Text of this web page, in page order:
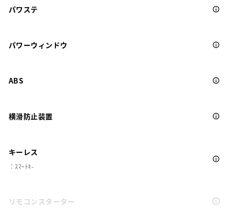
パワステ
パワーウィンドウ
ABS
横滑防止装置
キーレス
：ｽﾏｰﾄｷ-
リモコンスターター